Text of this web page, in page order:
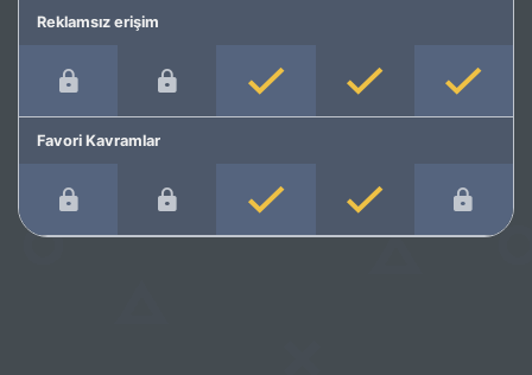
Reklamsız erişim
Favori Kavramlar